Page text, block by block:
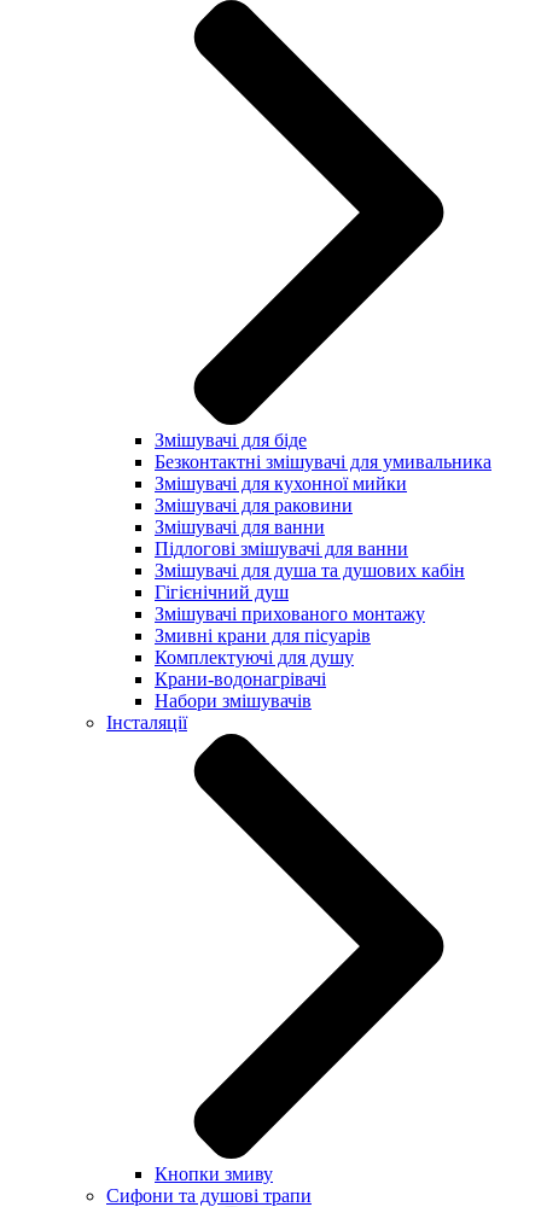
Змішувачі для біде
Безконтактні змішувачі для умивальника
Змішувачі для кухонної мийки
Змішувачі для раковини
Змішувачі для ванни
Підлогові змішувачі для ванни
Змішувачі для душа та душових кабін
Гігієнічний душ
Змішувачі прихованого монтажу
Змивні крани для пісуарів
Комплектуючі для душу
Крани-водонагрівачі
Набори змішувачів
Інсталяції
Кнопки змиву
Сифони та душові трапи